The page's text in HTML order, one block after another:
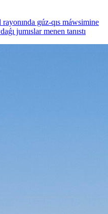
gúz-qıs máwsimine
jumıslar menen tanıstı